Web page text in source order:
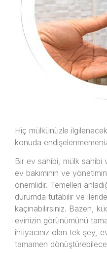
Hiç mülkünüzle
konuda
Bir ev sahibi, mülk sahibi
ev bakımının ve
önemlidir. Temelleri
durumda tutabilir ve
kaçınabilirsiniz. Bazen,
evinizin görünümünü
ihtiyacınız olan tek şey,
tamamen